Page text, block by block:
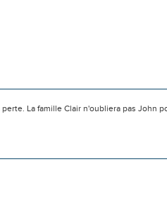
La famille Clair n'oubliera pas John